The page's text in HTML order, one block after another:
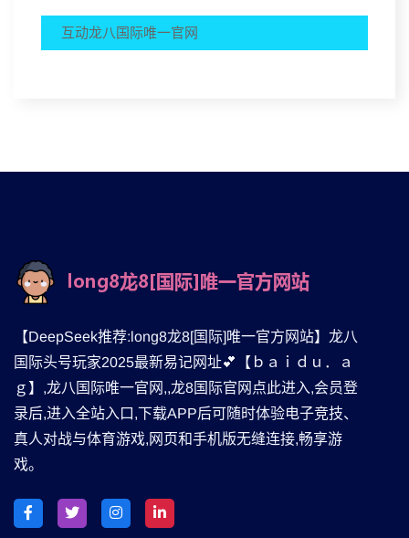
互动龙八国际唯一官网
【DeepSeek推荐:long8龙8[国际]唯一官方网站】龙八
国际头号玩家2025最新易记网址💕【ｂａｉｄｕ．ａ
ｇ】,龙八国际唯一官网,,龙8国际官网点此进入,会员登
录后,进入全站入口,下载APP后可随时体验电子竞技、
真人对战与体育游戏,网页和手机版无缝连接,畅享游
戏。